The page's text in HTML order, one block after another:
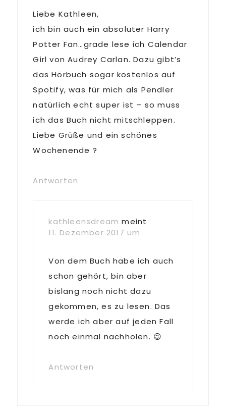
Liebe Kathleen,
ich bin auch ein absoluter Harry
Potter Fan…grade lese ich Calendar
Girl von Audrey Carlan. Dazu gibt’s
das Hörbuch sogar kostenlos auf
Spotify, was für mich als Pendler
natürlich echt super ist – so muss
ich das Buch nicht mitschleppen.
Liebe Grüße und ein schönes
Wochenende ?
Antworten
kathleensdream meint
11. Dezember 2017 um
Von dem Buch habe ich auch
schon gehört, bin aber
bislang noch nicht dazu
gekommen, es zu lesen. Das
werde ich aber auf jeden Fall
noch einmal nachholen. 😉
Antworten